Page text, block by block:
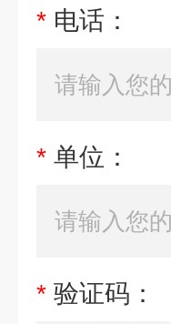
* 电话：
* 单位：
* 验证码：